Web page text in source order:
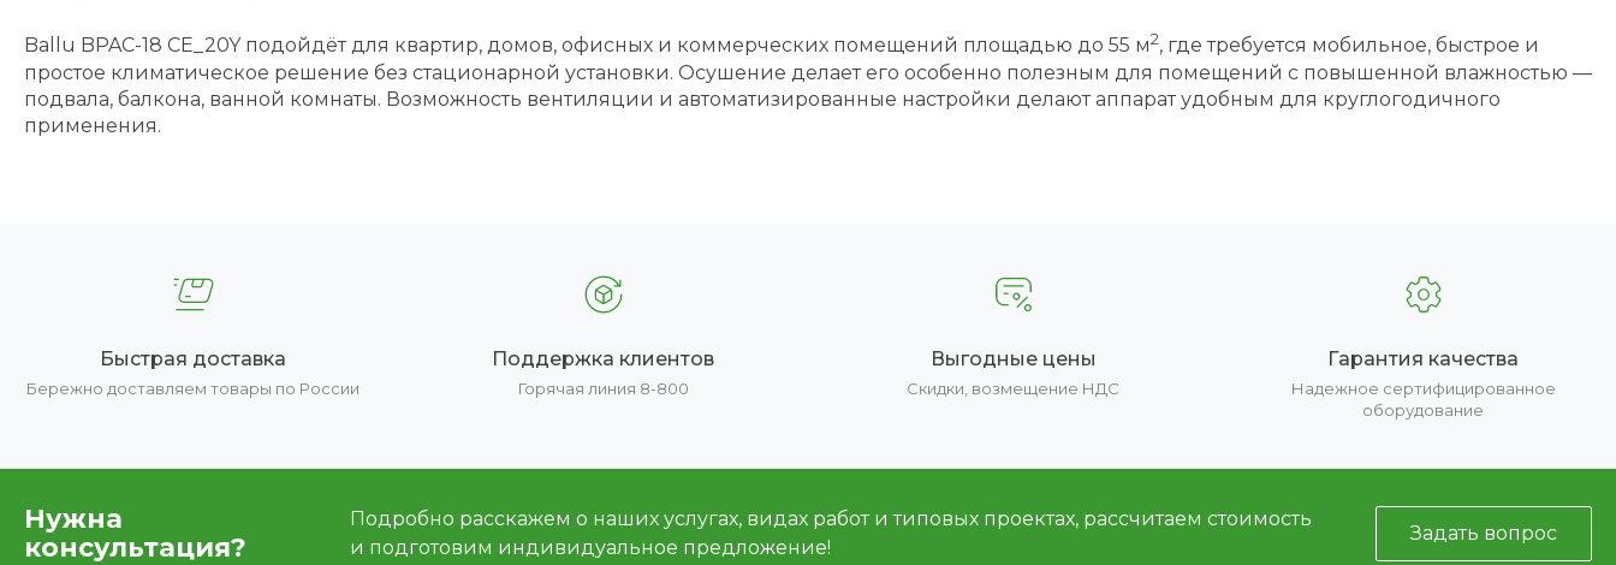
Ballu BPAC-18 CE_20Y подойдёт для квартир, домов, офисных и коммерческих помещений площадью до 55 м2, где требуется мобильное, быстрое и
простое климатическое решение без стационарной установки. Осушение делает его особенно полезным для помещений с повышенной влажностью —
подвала, балкона, ванной комнаты. Возможность вентиляции и автоматизированные настройки делают аппарат удобным для круглогодичного
применения.
Быстрая доставка
Бережно доставляем товары по России
Поддержка клиентов
Горячая линия 8-800
Выгодные цены
Скидки, возмещение НДС
Гарантия качества
Надежное сертифицированное
оборудование
Нужна
консультация?
Подробно расскажем о наших услугах, видах работ и типовых проектах, рассчитаем стоимость
и подготовим индивидуальное предложение!
Задать вопрос